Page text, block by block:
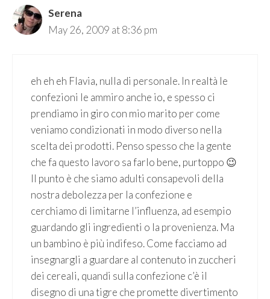
Serena
May 26, 2009 at 8:36 pm
eh eh eh Flavia, nulla di personale. In realtà le
confezioni le ammiro anche io, e spesso ci
prendiamo in giro con mio marito per come
veniamo condizionati in modo diverso nella
scelta dei prodotti. Penso spesso che la gente
che fa questo lavoro sa farlo bene, purtoppo 😉
Il punto è che siamo adulti consapevoli della
nostra debolezza per la confezione e
cerchiamo di limitarne l’influenza, ad esempio
guardando gli ingredienti o la provenienza. Ma
un bambino è più indifeso. Come facciamo ad
insegnargli a guardare al contenuto in zuccheri
dei cereali, quandi sulla confezione c’è il
disegno di una tigre che promette divertimento